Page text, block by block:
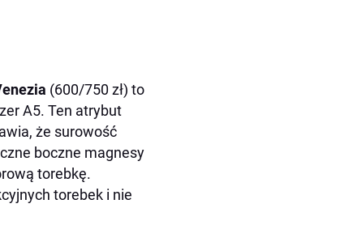
(600/750 zł) to
A5. Ten atrybut
że surowość
boczne magnesy
torebkę.
torebek i nie